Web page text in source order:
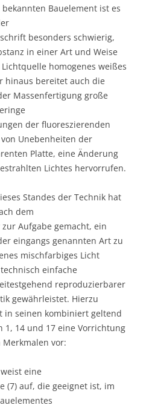
Bauelement ist es
besonders schwierig,
in einer Art und Weise
homogenes weißes
hinaus bereitet auch die
Massenfertigung große
der fluoreszierenden
Unebenheiten der
Platte, eine Änderung
Lichtes hervorrufen.
Standes der Technik hat
dem
Aufgabe gemacht, ein
eingangs genannten Art zu
mischfarbiges Licht
einfache
reproduzierbarer
gewährleistet. Hierzu
in seinen kombiniert geltend
1, 14 und 17 eine Vorrichtung
vor:
eine
(7) auf, die geeignet ist, im